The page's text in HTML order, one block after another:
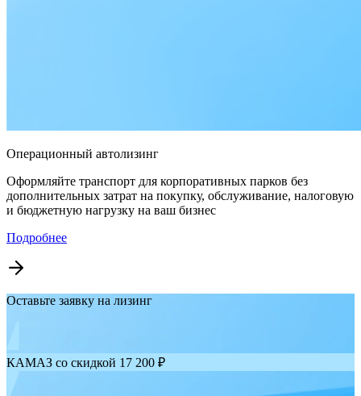
Операционный автолизинг
Оформляйте транспорт для корпоративных парков без
дополнительных затрат на покупку, обслуживание, налоговую
и бюджетную нагрузку на ваш бизнес
Подробнее
Оставьте заявку на лизинг
КАМАЗ со скидкой 17 200 ₽